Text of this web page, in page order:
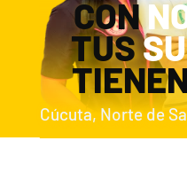
CON
TUS
Cúcuta, Norte de